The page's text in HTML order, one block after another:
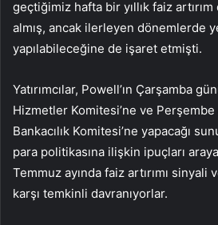
geçtiğimiz hafta bir yıllık faiz
almış, ancak ilerleyen dönemlerde
yapılabileceğine de işaret etmişti.
Yatırımcılar, Powell’ın Çarşamba
Hizmetler Komitesi’ne ve
Bankacılık Komitesi’ne yapacağı
para politikasına ilişkin ipuçları
Temmuz ayında faiz artırımı
karşı temkinli davranıyorlar.